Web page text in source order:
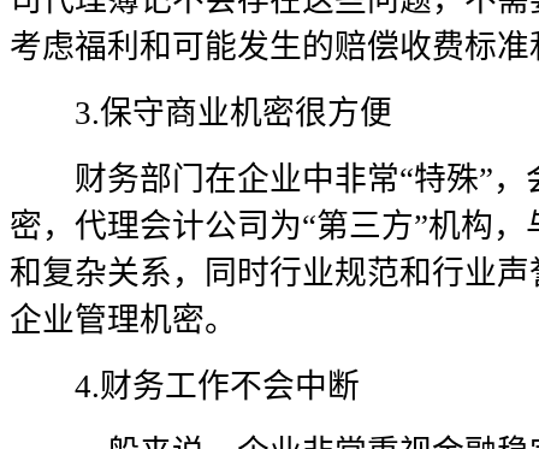
考虑福利和可能发生的赔偿收费标
3.保守商业机密很方便
财务部门在企业中非常“特殊”，
密，代理会计公司为“第三方”机构
和复杂关系，同时行业规范和行业
企业管理机密。
4.财务工作不会中断